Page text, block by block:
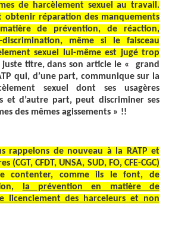
de harcèlement sexuel au travail.
obtenir réparation des manquements
de prévention, de réaction,
même si le faisceau
sexuel lui-même est jugé trop
juste titre, dans son article le « grand
qui, d’une part, communique sur la
sexuel dont ses usagères
et d’autre part, peut discriminer ses
des mêmes agissements » !!
rappelons de nouveau à la RATP et
(CGT, CFDT, UNSA, SUD, FO, CFE-CGC)
contenter, comme ils le font, de
la prévention en matière de
licenciement des harceleurs et non